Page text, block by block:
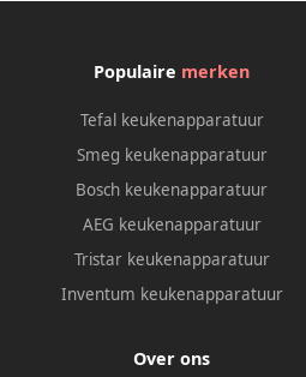
Populaire merken
Tefal keukenapparatuur
Smeg keukenapparatuur
Bosch keukenapparatuur
AEG keukenapparatuur
Tristar keukenapparatuur
Inventum keukenapparatuur
Over ons